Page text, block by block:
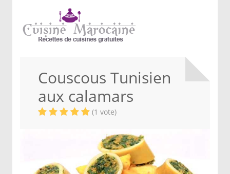
Couscous Tunisien
aux calamars
(1 vote)